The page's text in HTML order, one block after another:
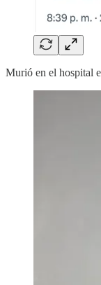
Murió en el hospital